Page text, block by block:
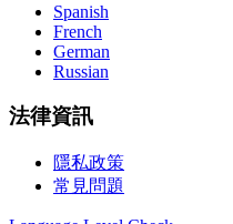
Spanish
French
German
Russian
法律資訊
隱私政策
常見問題